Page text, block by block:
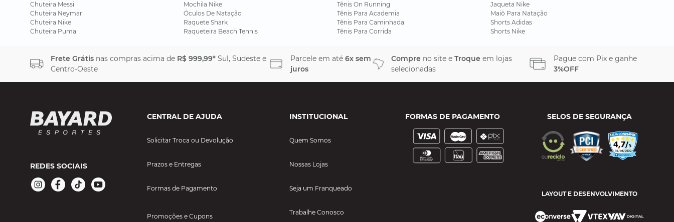
Chuteira Messi
Chuteira Neymar
Chuteira Nike
Chuteira Puma
Mochila Nike
Óculos De Natação
Raquete Shark
Raqueteira Beach Tennis
Tênis On Running
Tênis Para Academia
Tênis Para Caminhada
Tênis Para Corrida
Jaqueta Nike
Maiô Para Natação
Shorts Adidas
Shorts Nike
Frete Grátis nas compras acima de R$ 999,99* Sul, Sudeste e
Centro-Oeste
Parcele em até 6x sem
juros
Compre no site e Troque em lojas
selecionadas
Pague com Pix e ganhe
3%OFF
REDES SOCIAIS
CENTRAL DE AJUDA
Solicitar Troca ou Devolução
Prazos e Entregas
Formas de Pagamento
Promoções e Cupons
INSTITUCIONAL
Quem Somos
Nossas Lojas
Seja um Franqueado
Trabalhe Conosco
FORMAS DE PAGAMENTO SELOS DE SEGURANÇA
LAYOUT E DESENVOLVIMENTO